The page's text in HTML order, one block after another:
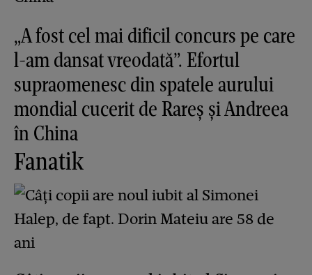
„A fost cel mai dificil concurs pe care
l-am dansat vreodată”. Efortul
supraomenesc din spatele aurului
mondial cucerit de Rareș și Andreea
în China
Fanatik